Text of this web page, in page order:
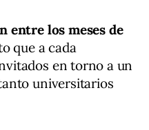
entre los meses de
que a cada
en torno a un
universitarios